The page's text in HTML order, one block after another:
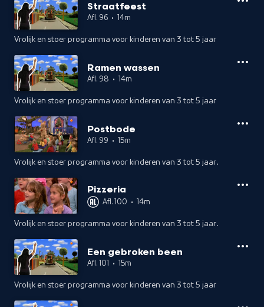
Straatfeest
Afl. 96 • 14m
Vrolijk en stoer programma voor kinderen van 3 tot 5 jaar
Ramen wassen
Afl. 98 • 14m
Vrolijk en stoer programma voor kinderen van 3 tot 5 jaar
Postbode
Afl. 99 • 15m
Vrolijk en stoer programma voor kinderen van 3 tot 5 jaar.
Pizzeria
Afl. 100 • 14m
Vrolijk en stoer programma voor kinderen van 3 tot 5 jaar.
Een gebroken been
Afl. 101 • 15m
Vrolijk en stoer programma voor kinderen van 3 tot 5 jaar